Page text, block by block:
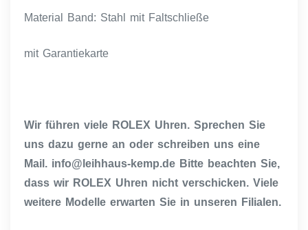
Material Band: Stahl mit Faltschließe
mit Garantiekarte
Wir führen viele ROLEX Uhren. Sprechen Sie
uns dazu gerne an oder schreiben uns eine
Mail. info@leihhaus-kemp.de Bitte beachten Sie,
dass wir ROLEX Uhren nicht verschicken. Viele
weitere Modelle erwarten Sie in unseren Filialen.